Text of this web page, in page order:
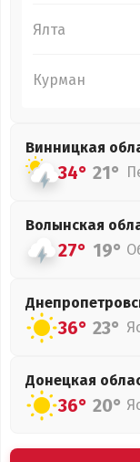
Ялта
Курман
Винницкая
34° 21°
Волынская
27° 19°
36° 23°
Донецкая
36° 20°